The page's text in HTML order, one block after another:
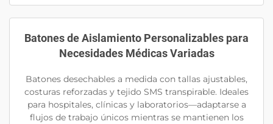
Batones de Aislamiento Personalizables para
Necesidades Médicas Variadas
Batones desechables a medida con tallas ajustables,
costuras reforzadas y tejido SMS transpirable. Ideales
para hospitales, clínicas y laboratorios—adaptarse a
flujos de trabajo únicos mientras se mantienen los